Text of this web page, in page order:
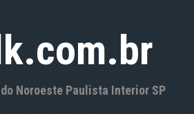
Noroeste Paulista Interior SP